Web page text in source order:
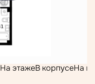
На этажеВ корпусеНа